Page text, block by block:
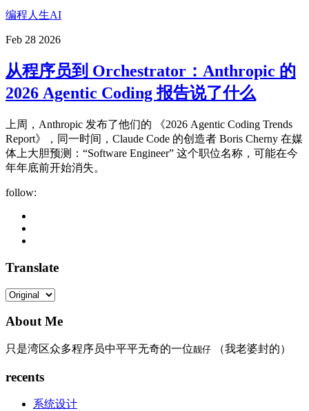
编程人生AI
Feb 28 2026
从程序员到 Orchestrator：Anthropic 的
2026 Agentic Coding 报告说了什么
上周，Anthropic 发布了他们的 《2026 Agentic Coding Trends
Report》，同一时间，Claude Code 的创造者 Boris Cherny 在媒
体上大胆预测：“Software Engineer” 这个职位名称，可能在今
年年底前开始消失。
follow:
Translate
About Me
只是湾区众多程序员中平平无奇的一位靓仔 （我老婆封的）
recents
系统设计